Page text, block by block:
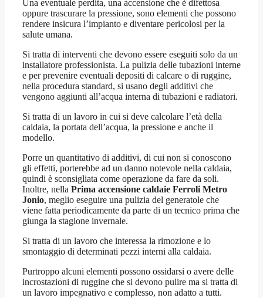
Una eventuale perdita, una accensione che è difettosa
oppure trascurare la pressione, sono elementi che possono
rendere insicura l’impianto e diventare pericolosi per la
salute umana.
Si tratta di interventi che devono essere eseguiti solo da un
installatore professionista. La pulizia delle tubazioni interne
e per prevenire eventuali depositi di calcare o di ruggine,
nella procedura standard, si usano degli additivi che
vengono aggiunti all’acqua interna di tubazioni e radiatori.
Si tratta di un lavoro in cui si deve calcolare l’età della
caldaia, la portata dell’acqua, la pressione e anche il
modello.
Porre un quantitativo di additivi, di cui non si conoscono
gli effetti, porterebbe ad un danno notevole nella caldaia,
quindi è sconsigliata come operazione da fare da soli.
Inoltre, nella Prima accensione caldaie Ferroli Metro
Jonio, meglio eseguire una pulizia del generatole che
viene fatta periodicamente da parte di un tecnico prima che
giunga la stagione invernale.
Si tratta di un lavoro che interessa la rimozione e lo
smontaggio di determinati pezzi interni alla caldaia.
Purtroppo alcuni elementi possono ossidarsi o avere delle
incrostazioni di ruggine che si devono pulire ma si tratta di
un lavoro impegnativo e complesso, non adatto a tutti.